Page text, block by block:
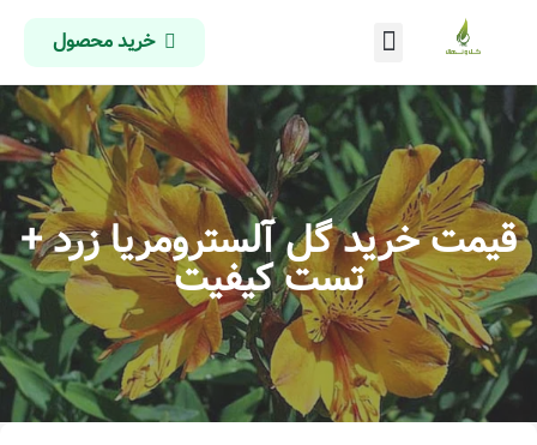
خرید محصول
قیمت خرید گل آلسترومریا زرد +
تست کیفیت